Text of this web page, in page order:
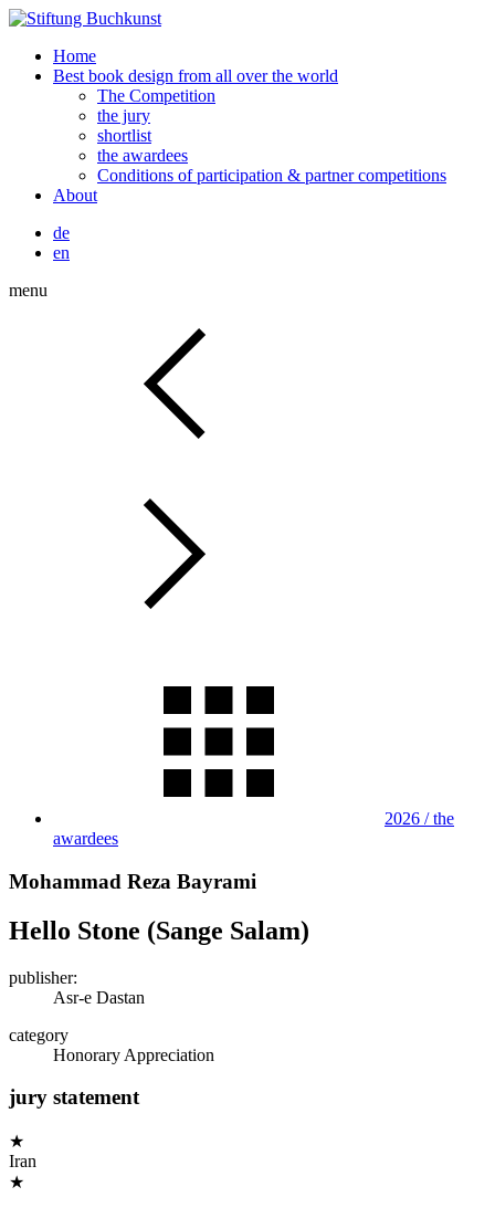
Home
Best book design from all over the world
The Competition
the jury
shortlist
the awardees
Conditions of participation & partner competitions
About
de
en
menu
2026 / the
awardees
Mohammad Reza Bayrami
Hello Stone (Sange Salam)
publisher:
Asr-e Dastan
category
Honorary Appreciation
jury statement
★
Iran
★